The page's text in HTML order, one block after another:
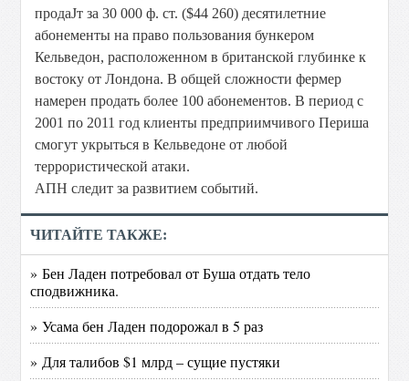
продаЈт за 30 000 ф. ст. ($44 260) десятилетние
абонементы на право пользования бункером
Кельведон, расположенном в британской глубинке к
востоку от Лондона. В общей сложности фермер
намерен продать более 100 абонементов. В период с
2001 по 2011 год клиенты предприимчивого Периша
смогут укрыться в Кельведоне от любой
террористической атаки.
АПН следит за развитием событий.
ЧИТАЙТЕ ТАКЖЕ:
» Бен Ладен потребовал от Буша отдать тело
сподвижника.
» Усама бен Ладен подорожал в 5 раз
» Для талибов $1 млрд – сущие пустяки